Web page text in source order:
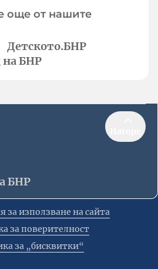
още от нашите
Детското.БНР
БНР
БНР
за използване на сайта
за поверителност
за „бисквитки“